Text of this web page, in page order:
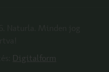
Digitalform